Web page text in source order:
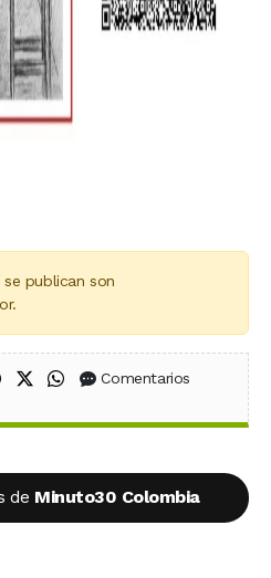
publican son
Compartir en Facebook
Compartir en X (Twitter)
Compartir en WhatsApp
Comentarios
de Minuto30 Colombia